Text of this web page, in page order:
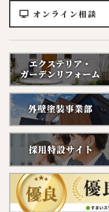
オンライン相談